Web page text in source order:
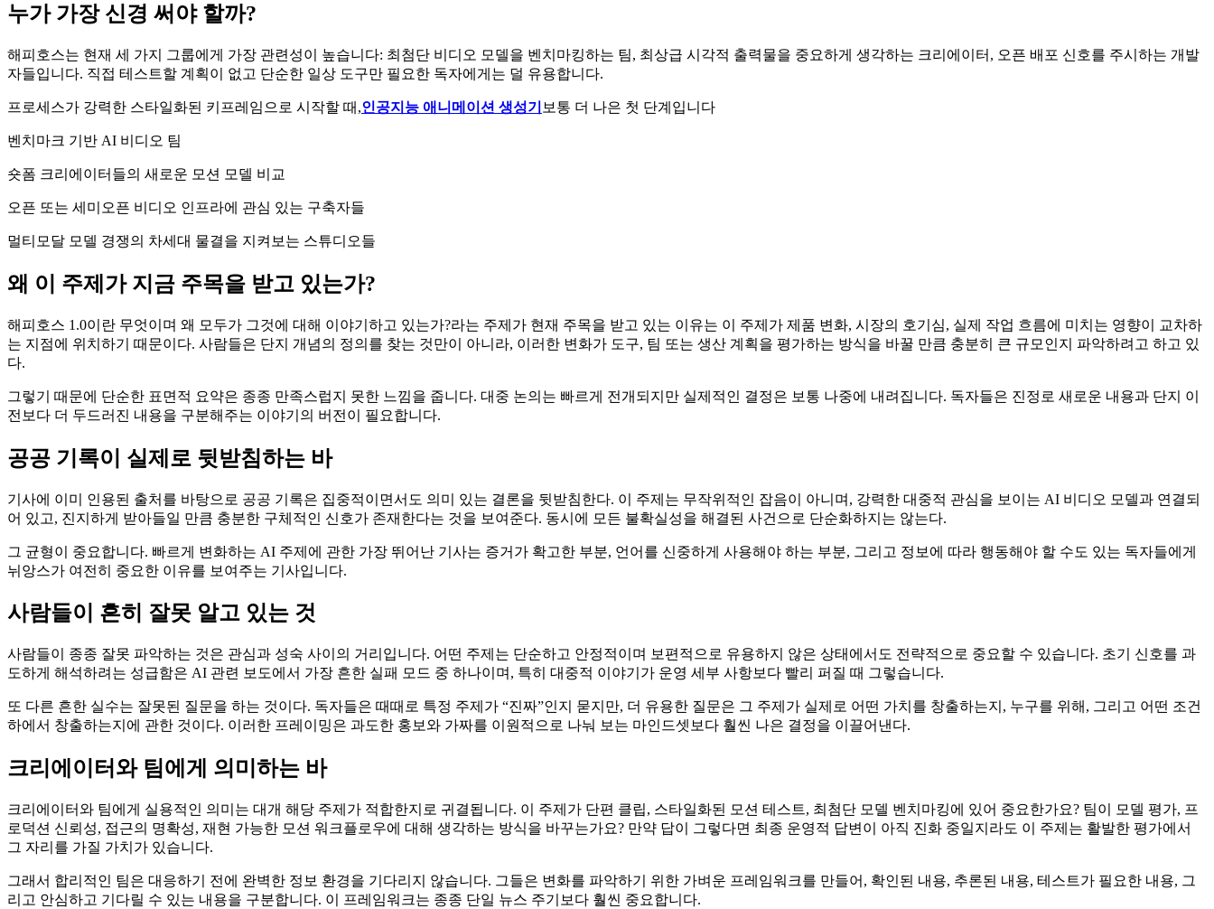
누가 가장 신경 써야 할까?
해피호스는 현재 세 가지 그룹에게 가장 관련성이 높습니다: 최첨단 비디오 모델을 벤치마킹하는 팀, 최상급 시각적 출력물을 중요하게 생각하는 크리에이터, 오픈 배포 신호를 주시하는 개발
자들입니다. 직접 테스트할 계획이 없고 단순한 일상 도구만 필요한 독자에게는 덜 유용합니다.
프로세스가 강력한 스타일화된 키프레임으로 시작할 때,인공지능 애니메이션 생성기 보통 더 나은 첫 단계입니다
벤치마크 기반 AI 비디오 팀
숏폼 크리에이터들의 새로운 모션 모델 비교
오픈 또는 세미오픈 비디오 인프라에 관심 있는 구축자들
멀티모달 모델 경쟁의 차세대 물결을 지켜보는 스튜디오들
왜 이 주제가 지금 주목을 받고 있는가?
해피호스 1.0이란 무엇이며 왜 모두가 그것에 대해 이야기하고 있는가?라는 주제가 현재 주목을 받고 있는 이유는 이 주제가 제품 변화, 시장의 호기심, 실제 작업 흐름에 미치는 영향이 교차하
는 지점에 위치하기 때문이다. 사람들은 단지 개념의 정의를 찾는 것만이 아니라, 이러한 변화가 도구, 팀 또는 생산 계획을 평가하는 방식을 바꿀 만큼 충분히 큰 규모인지 파악하려고 하고 있
다.
그렇기 때문에 단순한 표면적 요약은 종종 만족스럽지 못한 느낌을 줍니다. 대중 논의는 빠르게 전개되지만 실제적인 결정은 보통 나중에 내려집니다. 독자들은 진정로 새로운 내용과 단지 이
전보다 더 두드러진 내용을 구분해주는 이야기의 버전이 필요합니다.
공공 기록이 실제로 뒷받침하는 바
기사에 이미 인용된 출처를 바탕으로 공공 기록은 집중적이면서도 의미 있는 결론을 뒷받침한다. 이 주제는 무작위적인 잡음이 아니며, 강력한 대중적 관심을 보이는 AI 비디오 모델과 연결되
어 있고, 진지하게 받아들일 만큼 충분한 구체적인 신호가 존재한다는 것을 보여준다. 동시에 모든 불확실성을 해결된 사건으로 단순화하지는 않는다.
그 균형이 중요합니다. 빠르게 변화하는 AI 주제에 관한 가장 뛰어난 기사는 증거가 확고한 부분, 언어를 신중하게 사용해야 하는 부분, 그리고 정보에 따라 행동해야 할 수도 있는 독자들에게
뉘앙스가 여전히 중요한 이유를 보여주는 기사입니다.
사람들이 흔히 잘못 알고 있는 것
사람들이 종종 잘못 파악하는 것은 관심과 성숙 사이의 거리입니다. 어떤 주제는 단순하고 안정적이며 보편적으로 유용하지 않은 상태에서도 전략적으로 중요할 수 있습니다. 초기 신호를 과
도하게 해석하려는 성급함은 AI 관련 보도에서 가장 흔한 실패 모드 중 하나이며, 특히 대중적 이야기가 운영 세부 사항보다 빨리 퍼질 때 그렇습니다.
또 다른 흔한 실수는 잘못된 질문을 하는 것이다. 독자들은 때때로 특정 주제가 “진짜”인지 묻지만, 더 유용한 질문은 그 주제가 실제로 어떤 가치를 창출하는지, 누구를 위해, 그리고 어떤 조건
하에서 창출하는지에 관한 것이다. 이러한 프레이밍은 과도한 홍보와 가짜를 이원적으로 나눠 보는 마인드셋보다 훨씬 나은 결정을 이끌어낸다.
크리에이터와 팀에게 의미하는 바
크리에이터와 팀에게 실용적인 의미는 대개 해당 주제가 적합한지로 귀결됩니다. 이 주제가 단편 클립, 스타일화된 모션 테스트, 최첨단 모델 벤치마킹에 있어 중요한가요? 팀이 모델 평가, 프
로덕션 신뢰성, 접근의 명확성, 재현 가능한 모션 워크플로우에 대해 생각하는 방식을 바꾸는가요? 만약 답이 그렇다면 최종 운영적 답변이 아직 진화 중일지라도 이 주제는 활발한 평가에서
그 자리를 가질 가치가 있습니다.
그래서 합리적인 팀은 대응하기 전에 완벽한 정보 환경을 기다리지 않습니다. 그들은 변화를 파악하기 위한 가벼운 프레임워크를 만들어, 확인된 내용, 추론된 내용, 테스트가 필요한 내용, 그
리고 안심하고 기다릴 수 있는 내용을 구분합니다. 이 프레임워크는 종종 단일 뉴스 주기보다 훨씬 중요합니다.